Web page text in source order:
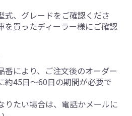
、グレードをご確認くださ
を買ったディーラー様にご確認
により、ご注文後のオーダー
約45日～60日の期間が必要で
りたい場合は、電話かメールに